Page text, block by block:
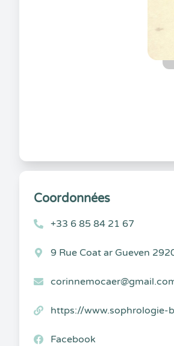
Coordonnées
+33 6 85 84 21 67
9 Rue Coat ar Gueven
https://www.sophrologie-
Facebook